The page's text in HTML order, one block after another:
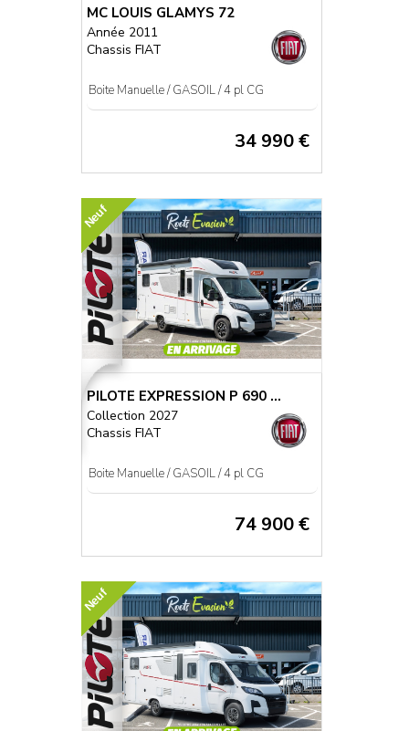
MC LOUIS GLAMYS 72
Année 2011
Chassis FIAT
Boite Manuelle / GASOIL / 4 pl CG
34 990 €
Neuf
PILOTE EXPRESSION P 690 ...
Collection 2027
Chassis FIAT
Boite Manuelle / GASOIL / 4 pl CG
74 900 €
Neuf